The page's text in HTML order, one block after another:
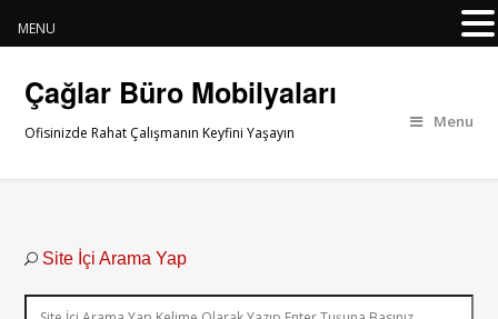
Çağlar Büro Mobilyaları
Ofisinizde Rahat Çalışmanın Keyfini Yaşayın
Menu
Site İçi Arama Yap
MENU